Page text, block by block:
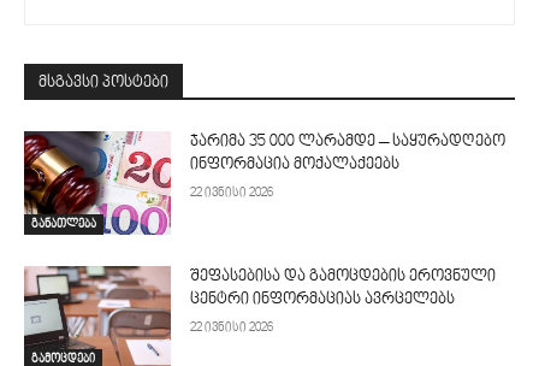
მსგავსი პოსტები
განათლება
ჯარიმა 35 000 ლარამდე – საყურადღებო
ინფორმაცია მოქალაქეებს
22 ივნისი 2026
გამოცდები
შეფასებისა და გამოცდების ეროვნული
ცენტრი ინფორმაციას ავრცელებს
22 ივნისი 2026